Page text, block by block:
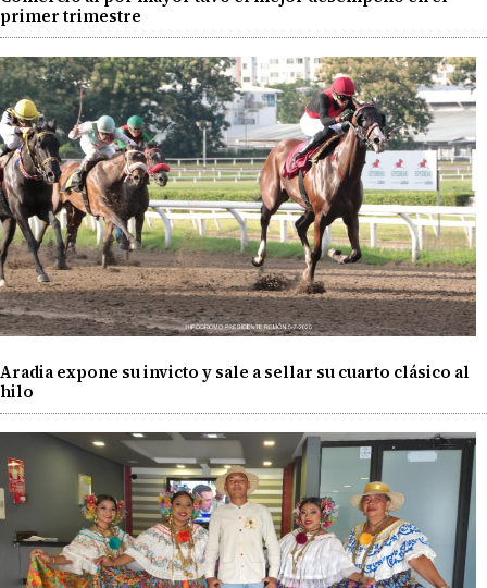
primer trimestre
Aradia expone su invicto y sale a sellar su cuarto clásico al
hilo